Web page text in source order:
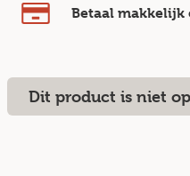
Betaal makkelijk
Dit product is niet